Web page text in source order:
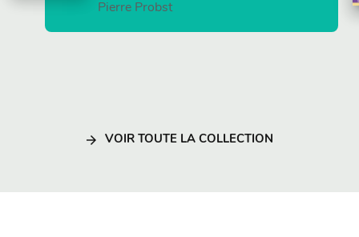
Pierre Probst
arrow_forward VOIR TOUTE LA COLLECTION